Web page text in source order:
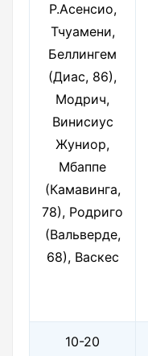
Р.Асенсио,
Тчуамени,
Беллингем
(Диас, 86),
Модрич,
Винисиус
Жуниор,
Мбаппе
(Камавинга,
78), Родриго
(Вальверде,
68), Васкес
10-20